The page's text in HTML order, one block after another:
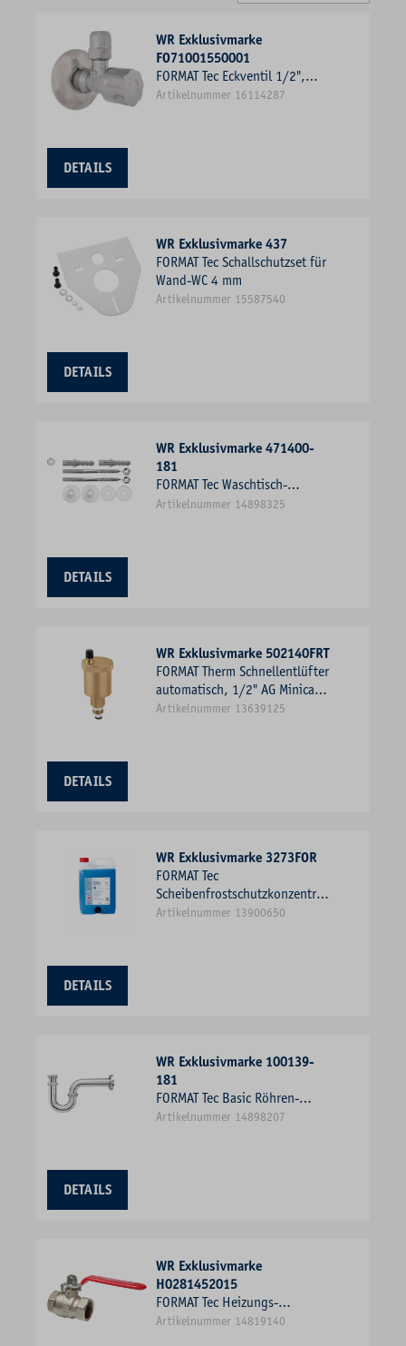
WR Exklusivmarke
FO71001550001
FORMAT Tec Eckventil 1/2",
selbstdichtend, Rundgriff,
Artikelnummer 16114287
DETAILS
WR Exklusivmarke 437
FORMAT Tec Schallschutzset für
Wand-WC 4 mm
Artikelnummer 15587540
DETAILS
WR Exklusivmarke 471400-
181
FORMAT Tec Waschtisch-
Befestigung 10 x 140 mm
Artikelnummer 14898325
DETAILS
WR Exklusivmarke 502140FRT
FORMAT Therm Schnellentlüfter
automatisch, 1/2" AG Minical
mit Absperrventil
Artikelnummer 13639125
DETAILS
WR Exklusivmarke 3273FOR
FORMAT Tec
Scheibenfrostschutzkonzentrat
Kanister 5 Liter
Artikelnummer 13900650
DETAILS
WR Exklusivmarke 100139-
181
FORMAT Tec Basic Röhren-
Geruchsverschluss 1
Artikelnummer 14898207
DETAILS
WR Exklusivmarke
H0281452015
FORMAT Tec Heizungs-
Kugelhahn Typ 1452 Messing
Artikelnummer 14819140